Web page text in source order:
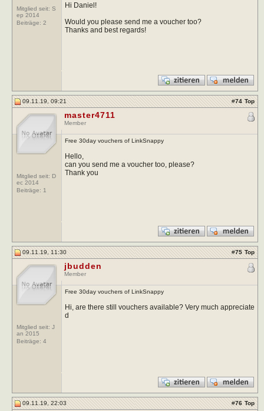
Mitglied seit: S
ep 2014
Beiträge: 2
Hi Daniel!
Would you please send me a voucher too?
Thanks and best regards!
09.11.19, 09:21 #74 Top
Mitglied seit: D
ec 2014
Beiträge: 1
master4711
Member
Free 30day vouchers of LinkSnappy
Hello,
can you send me a voucher too, please?
Thank you
09.11.19, 11:30 #75 Top
Mitglied seit: J
an 2015
Beiträge: 4
jbudden
Member
Free 30day vouchers of LinkSnappy
Hi, are there still vouchers available? Very much appreciate
d
09.11.19, 22:03 #76 Top